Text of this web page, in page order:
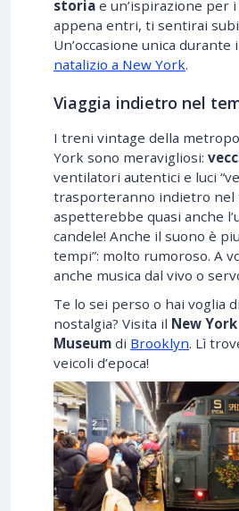
storia e un’ispirazione per
appena entri, ti sentirai
Un’occasione unica durante
natalizio a New York.
Viaggia indietro nel
I treni vintage della
York sono meravigliosi:
ventilatori autentici e luci
trasporteranno indietro nel
aspetterebbe quasi anche
candele! Anche il suono è
tempi”: molto rumoroso. A
anche musica dal vivo o
Te lo sei perso o hai voglia
nostalgia? Visita il New
Museum di Brooklyn. Lì
veicoli d’epoca!